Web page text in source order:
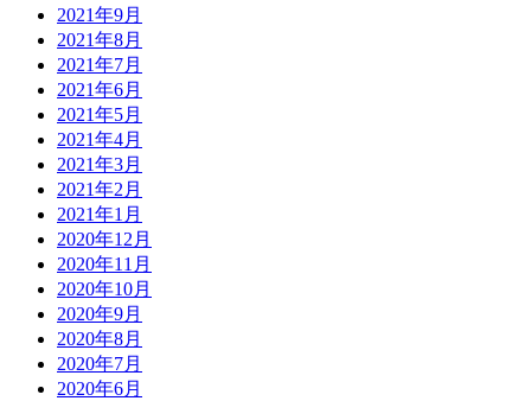
2021年9月
2021年8月
2021年7月
2021年6月
2021年5月
2021年4月
2021年3月
2021年2月
2021年1月
2020年12月
2020年11月
2020年10月
2020年9月
2020年8月
2020年7月
2020年6月